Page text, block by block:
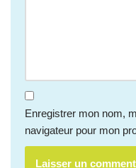
Enregistrer mon nom,
navigateur pour mon